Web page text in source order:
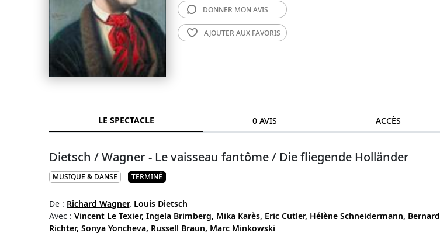
DONNER MON AVIS
AJOUTER AUX FAVORIS
LE SPECTACLE 0 AVIS ACCÈS
Dietsch / Wagner - Le vaisseau fantôme / Die fliegende Holländer
MUSIQUE & DANSE TERMINÉ
De : Richard Wagner, Louis Dietsch
Avec : Vincent Le Texier, Ingela Brimberg, Mika Karès, Eric Cutler, Hélène Schneidermann, Bernard
Richter, Sonya Yoncheva, Russell Braun, Marc Minkowski